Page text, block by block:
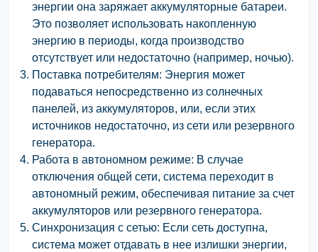
энергии она заряжает аккумуляторные батареи.
Это позволяет использовать накопленную
энергию в периоды, когда производство
отсутствует или недостаточно (например, ночью).
Поставка потребителям: Энергия может
подаваться непосредственно из солнечных
панелей, из аккумуляторов, или, если этих
источников недостаточно, из сети или резервного
генератора.
Работа в автономном режиме: В случае
отключения общей сети, система переходит в
автономный режим, обеспечивая питание за счет
аккумуляторов или резервного генератора.
Синхронизация с сетью: Если сеть доступна,
система может отдавать в нее излишки энергии,